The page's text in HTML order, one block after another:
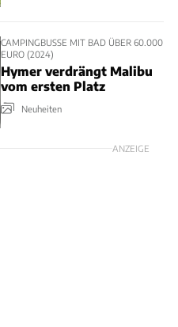
CAMPINGBUSSE MIT BAD ÜBER 60.000
EURO (2024)
Hymer verdrängt Malibu
vom ersten Platz
Neuheiten
ANZEIGE